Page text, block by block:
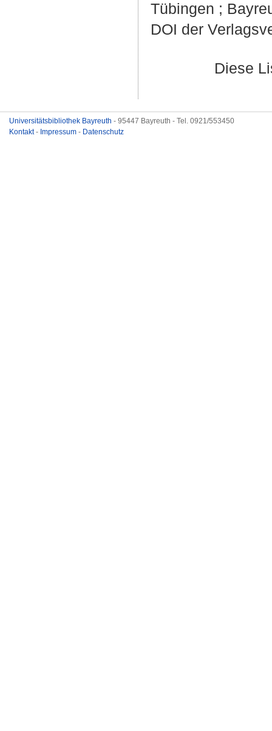
Tübingen ;
DOI der
Diese
Universitätsbibliothek Bayreuth - 95447 Bayreuth - Tel. 0921/553450
Kontakt- Impressum - Datenschutz